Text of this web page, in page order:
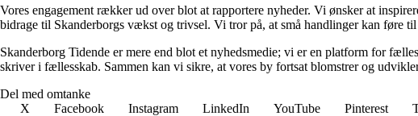
Vores engagement rækker ud over blot at rapportere nyheder. Vi ønsker at
bidrage til Skanderborgs vækst og trivsel. Vi tror på, at små handlinger kan føre
Skanderborg Tidende er mere end blot et nyhedsmedie; vi er en platform for
skriver i fællesskab. Sammen kan vi sikre, at vores by fortsat blomstrer og
Del med omtanke
X
Facebook Instagram LinkedIn YouTube Pinterest